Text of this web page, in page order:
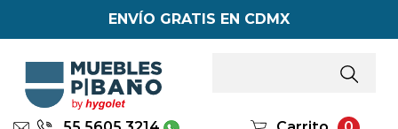
ENVÍO GRATIS EN CDMX